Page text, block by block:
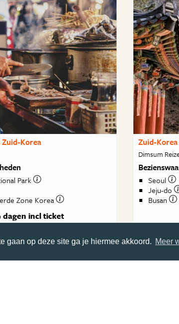
gaan op deze site ga je hiermee akkoord. Meer
Korea
Park
Zone Korea
dagen incl ticket
BEKIJK DEZE REIS
Zuid-
Dimsum
Seoul
Jeju-do
Busan